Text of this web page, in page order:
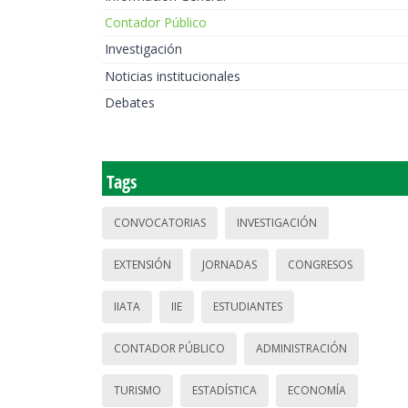
Contador Público
Investigación
Noticias institucionales
Debates
Tags
CONVOCATORIAS INVESTIGACIÓN
EXTENSIÓN JORNADAS CONGRESOS
IIATA IIE ESTUDIANTES
CONTADOR PÚBLICO ADMINISTRACIÓN
TURISMO ESTADÍSTICA ECONOMÍA